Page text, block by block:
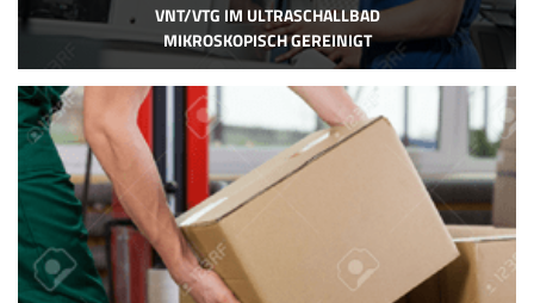
VNT/VTG IM ULTRASCHALLBAD
MIKROSKOPISCH GEREINIGT